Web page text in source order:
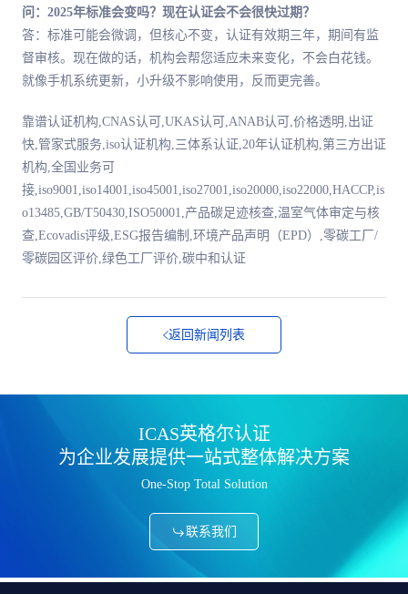
问：2025年标准会变吗？现在认证会不会很快过期？
答：标准可能会微调，但核心不变，认证有效期三年，期间有监
督审核。现在做的话，机构会帮您适应未来变化，不会白花钱。
就像手机系统更新，小升级不影响使用，反而更完善。
靠谱认证机构,CNAS认可,UKAS认可,ANAB认可,价格透明,出证
快,管家式服务,iso认证机构,三体系认证,20年认证机构,第三方出证
机构,全国业务可
接,iso9001,iso14001,iso45001,iso27001,iso20000,iso22000,HACCP,is
o13485,GB/T50430,ISO50001,产品碳足迹核查,温室气体审定与核
查,Ecovadis评级,ESG报告编制,环境产品声明（EPD）,零碳工厂/
零碳园区评价,绿色工厂评价,碳中和认证
返回新闻列表
ICAS英格尔认证
为企业发展提供一站式整体解决方案
One-Stop Total Solution
联系我们